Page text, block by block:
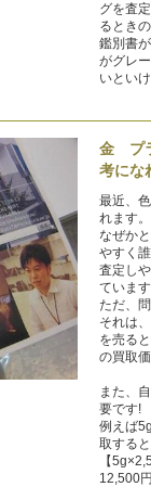
グを査
るとき
鑑別書
がグレ
いとい
金 プ
考にな
最近、
れます。
なぜか
やすく
査定し
ていま
ただ、
それは
を売る
の買取
また、
要です!
例えば
取する
【
12,500